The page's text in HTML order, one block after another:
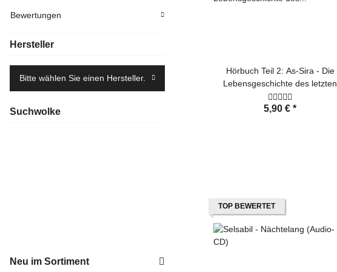
Hörbuch Teil 2: As-Sira - Die
Lebensgeschichte des letzten
Propheten
5,90 € *
TOP BEWERTET
Bewertungen
Hersteller
Bitte wählen Sie einen Hersteller.
Suchwolke
Neu im Sortiment